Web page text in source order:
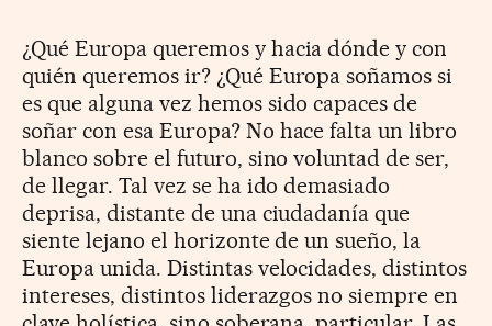
¿Qué Europa queremos y hacia dónde y con
quién queremos ir? ¿Qué Europa soñamos si
es que alguna vez hemos sido capaces de
soñar con esa Europa? No hace falta un libro
blanco sobre el futuro, sino voluntad de ser,
de llegar. Tal vez se ha ido demasiado
deprisa, distante de una ciudadanía que
siente lejano el horizonte de un sueño, la
Europa unida. Distintas velocidades, distintos
intereses, distintos liderazgos no siempre en